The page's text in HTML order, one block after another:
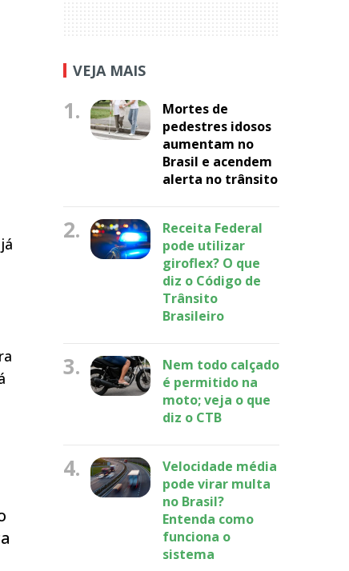
VEJA MAIS
1.
Mortes de
pedestres idosos
aumentam no
Brasil e acendem
alerta no trânsito
2.
Receita Federal
pode utilizar
giroflex? O que
diz o Código de
Trânsito
Brasileiro
3.
Nem todo calçado
é permitido na
moto; veja o que
diz o CTB
4.
Velocidade média
pode virar multa
no Brasil?
Entenda como
funciona o
sistema